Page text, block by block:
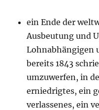
ein Ende der
Ausbeutung und
Lohnabhängigen
bereits 1843
umzuwerfen, in
erniedrigtes, ein
verlassenes, ein